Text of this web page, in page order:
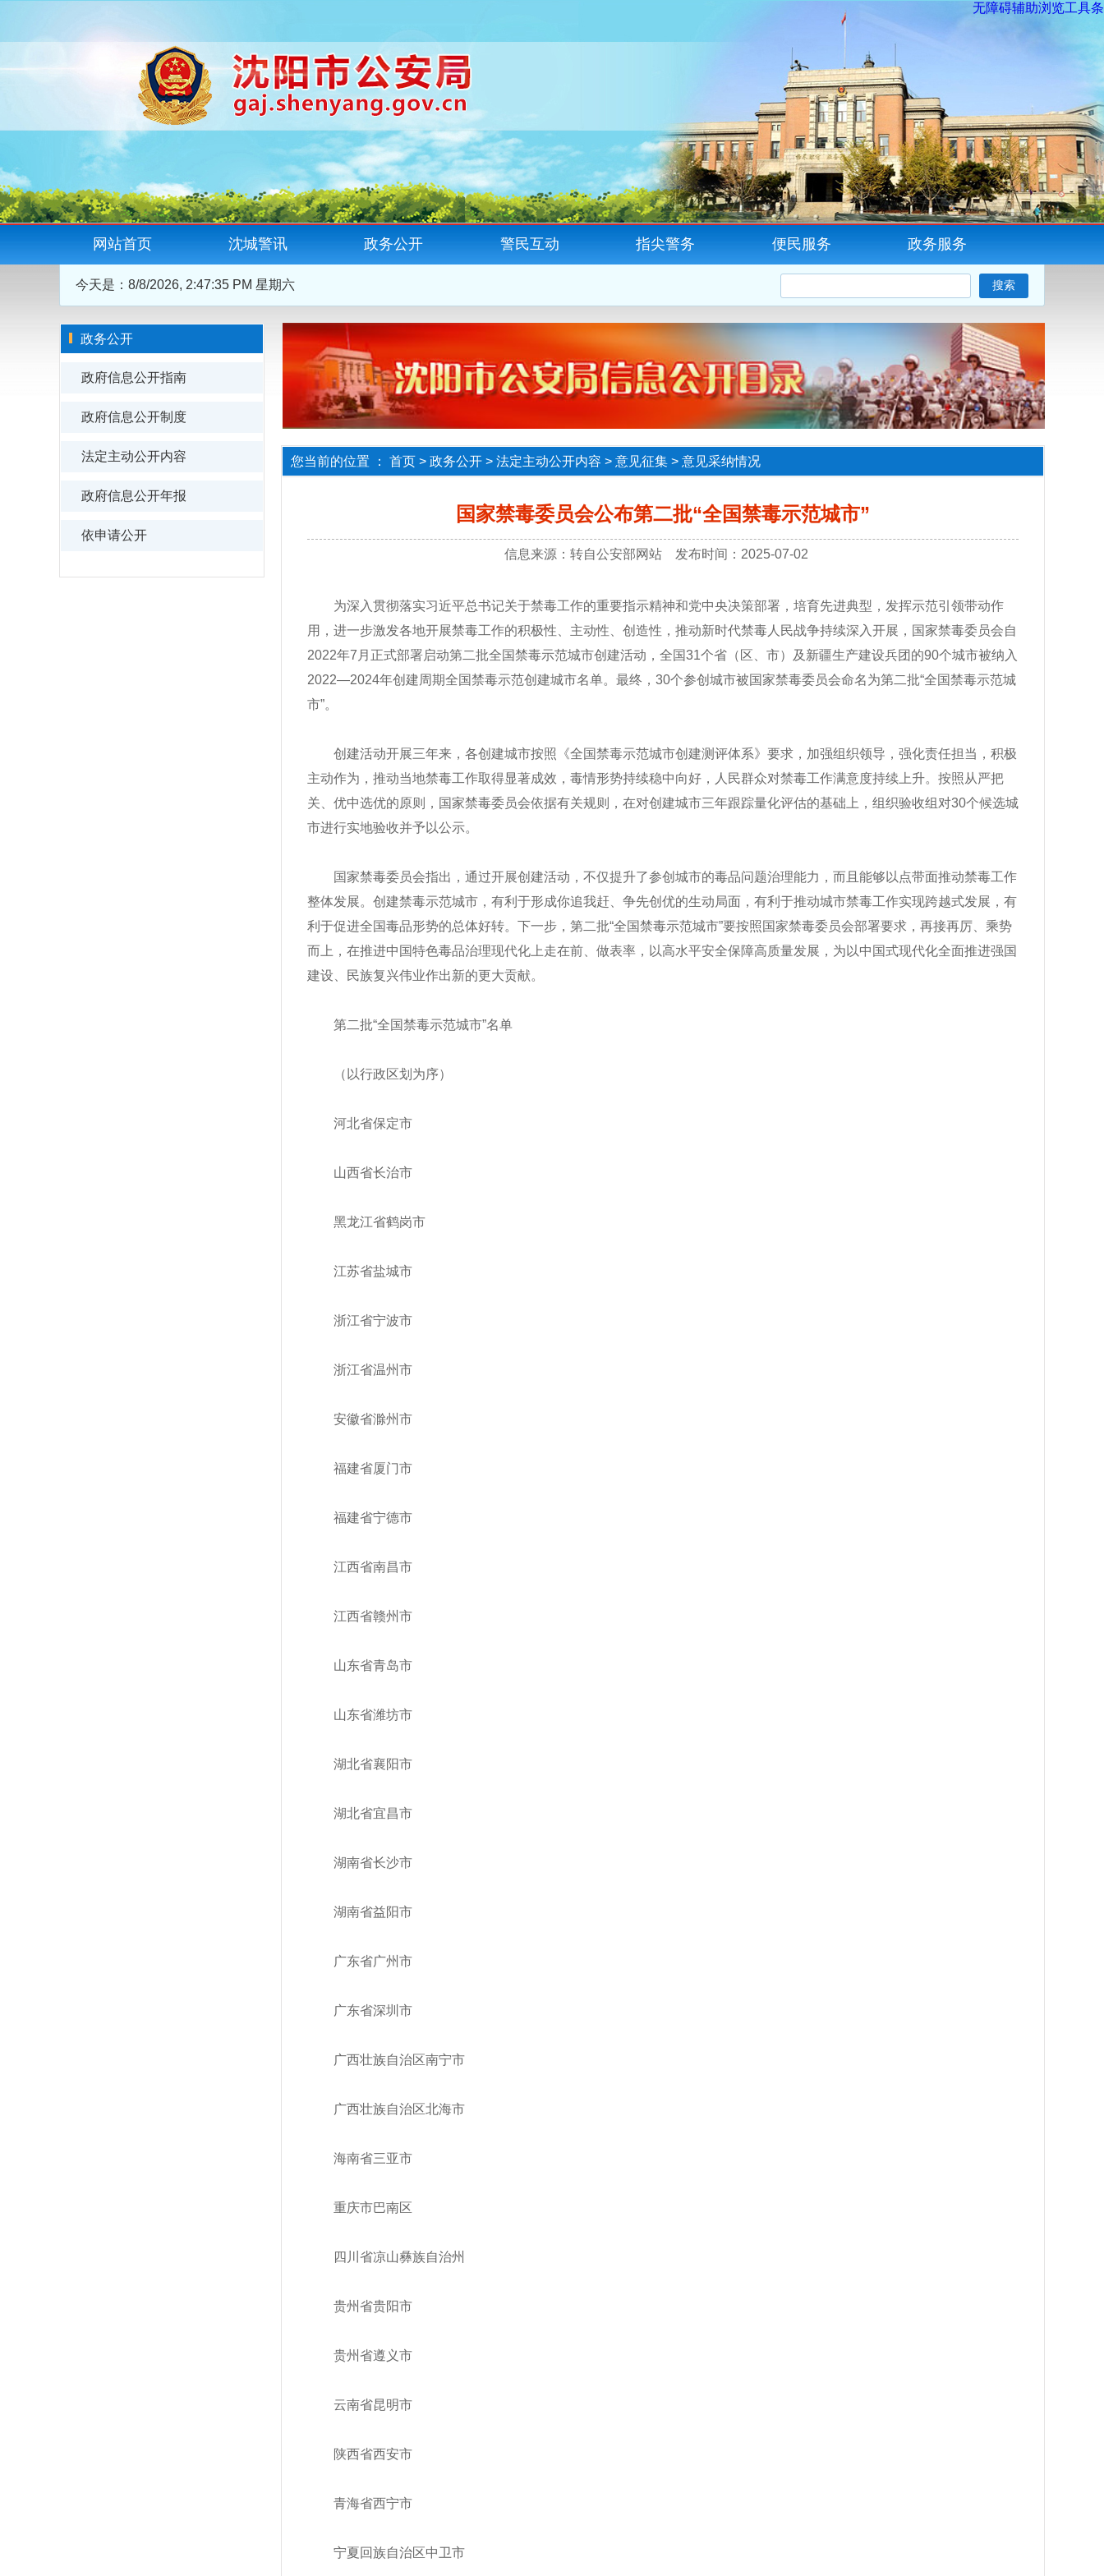
无障碍辅助浏览工具条
网站首页 沈城警讯 政务公开 警民互动 指尖警务 便民服务 政务服务
今天是： 8/8/2026, 2:47:36 PM 星期六
政务公开
政府信息公开指南
政府信息公开制度
法定主动公开内容
政府信息公开年报
依申请公开
您当前的位置 ： 首页 > 政务公开 > 法定主动公开内容 > 意见征集 > 意见采纳情况
国家禁毒委员会公布第二批“全国禁毒示范城市”
信息来源：转自公安部网站 发布时间：2025-07-02
为深入贯彻落实习近平总书记关于禁毒工作的重要指示精神和党中央决策部署，培育先进典型，发挥示范引领带动作
用，进一步激发各地开展禁毒工作的积极性、主动性、创造性，推动新时代禁毒人民战争持续深入开展，国家禁毒委员会自
2022年7月正式部署启动第二批全国禁毒示范城市创建活动，全国31个省（区、市）及新疆生产建设兵团的90个城市被纳入
2022—2024年创建周期全国禁毒示范创建城市名单。最终，30个参创城市被国家禁毒委员会命名为第二批“全国禁毒示范城
市”。
创建活动开展三年来，各创建城市按照《全国禁毒示范城市创建测评体系》要求，加强组织领导，强化责任担当，积极
主动作为，推动当地禁毒工作取得显著成效，毒情形势持续稳中向好，人民群众对禁毒工作满意度持续上升。按照从严把
关、优中选优的原则，国家禁毒委员会依据有关规则，在对创建城市三年跟踪量化评估的基础上，组织验收组对30个候选城
市进行实地验收并予以公示。
国家禁毒委员会指出，通过开展创建活动，不仅提升了参创城市的毒品问题治理能力，而且能够以点带面推动禁毒工作
整体发展。创建禁毒示范城市，有利于形成你追我赶、争先创优的生动局面，有利于推动城市禁毒工作实现跨越式发展，有
利于促进全国毒品形势的总体好转。下一步，第二批“全国禁毒示范城市”要按照国家禁毒委员会部署要求，再接再厉、乘势
而上，在推进中国特色毒品治理现代化上走在前、做表率，以高水平安全保障高质量发展，为以中国式现代化全面推进强国
建设、民族复兴伟业作出新的更大贡献。
第二批“全国禁毒示范城市”名单
（以行政区划为序）
河北省保定市
山西省长治市
黑龙江省鹤岗市
江苏省盐城市
浙江省宁波市
浙江省温州市
安徽省滁州市
福建省厦门市
福建省宁德市
江西省南昌市
江西省赣州市
山东省青岛市
山东省潍坊市
湖北省襄阳市
湖北省宜昌市
湖南省长沙市
湖南省益阳市
广东省广州市
广东省深圳市
广西壮族自治区南宁市
广西壮族自治区北海市
海南省三亚市
重庆市巴南区
四川省凉山彝族自治州
贵州省贵阳市
贵州省遵义市
云南省昆明市
陕西省西安市
青海省西宁市
宁夏回族自治区中卫市